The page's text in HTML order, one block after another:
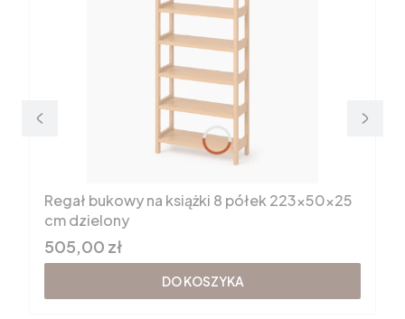
Regał bukowy na książki 8 półek 223x50x25
cm dzielony
Cena brutto
505,00 zł
DO KOSZYKA